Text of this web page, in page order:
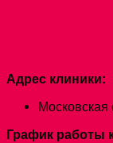
Адрес клиники:
Московская
График работы